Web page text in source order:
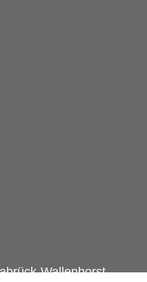
Wallenhorst